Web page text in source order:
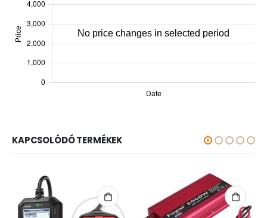
KAPCSOLÓDÓ TERMÉKEK